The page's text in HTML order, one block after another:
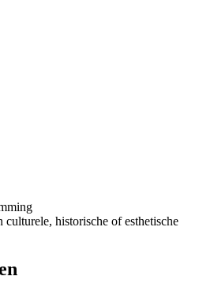
culturele, historische of esthetische